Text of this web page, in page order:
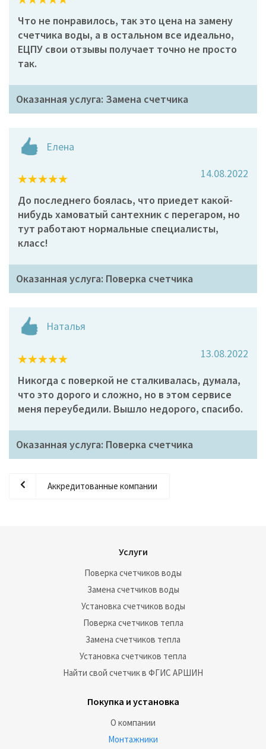
Что не понравилось, так это цена на замену
счетчика воды, а в остальном все идеально,
ЕЦПУ свои отзывы получает точно не просто
так.
Оказанная услуга: Замена счетчика
Елена
14.08.2022
До последнего боялась, что приедет какой-
нибудь хамоватый сантехник с перегаром, но
тут работают нормальные специалисты,
класс!
Оказанная услуга: Поверка счетчика
Наталья
13.08.2022
Никогда с поверкой не сталкивалась, думала,
что это дорого и сложно, но в этом сервисе
меня переубедили. Вышло недорого, спасибо.
Оказанная услуга: Поверка счетчика
Аккредитованные компании
Услуги
Поверка счетчиков воды
Замена счетчиков воды
Установка счетчиков воды
Поверка счетчиков тепла
Замена счетчиков тепла
Установка счетчиков тепла
Найти свой счетчик в ФГИС АРШИН
Покупка и установка
О компании
Монтажники